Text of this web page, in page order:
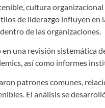
cultura
de liderazgo influyen
de las organizaciones.
una revisión sistemática
así como informes
patrones comunes,
El análisis se